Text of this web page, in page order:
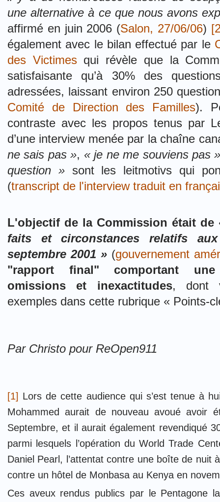
une alternative à ce que nous avons
affirmé en juin 2006 (Salon, 27/06/06)
également avec le bilan effectué par le
des Victimesqui révèle que la
satisfaisante qu’à 30% des
adressées, laissant environ 250
Comité de Direction des Familles).
contraste avec les propos tenus par
d’une interview menée par la chaîne
ne sais pas », « je ne me souviens pas
question »sont les leitmotivs qui
(transcript de l'interview traduit en
L'objectif de la Commission était de
faits et circonstances relatifs
septembre 2001 » (gouvernement
"rapport final" comportant une
omissions et inexactitudes, dont
exemples dans cette rubrique « Points-
Par Christo pour ReOpen911
[1] Lors de cette audience qui s’est tenue à
Mohammed aurait de nouveau avoué avoir
Septembre, et il aurait également revendiqué
parmi lesquels l’opération du World Trade
Daniel Pearl, l’attentat contre une boîte de nuit
contre un hôtel de Monbasa au Kenya en
Ces aveux rendus publics par le Pentagone